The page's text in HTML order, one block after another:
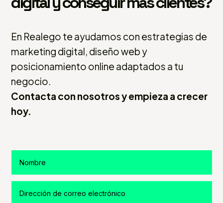
En Realego te ayudamos con estrategias de
marketing digital, diseño web y
posicionamiento online adaptados a tu
negocio.
Contacta con nosotros y empieza a crecer
hoy.